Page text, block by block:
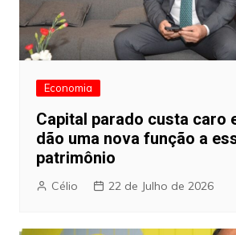
Economia
Capital parado custa caro
dão uma nova função a
patrimônio
Célio 22 de Julho de 2026